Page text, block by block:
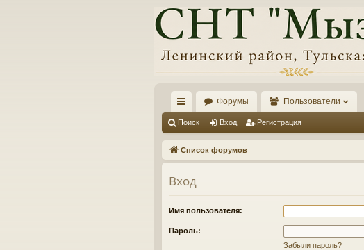
с
ы
лк
и
Форумы Пользователи
Поиск Вход Регистрация
Список форумов
Вход
Имя пользователя:
Пароль:
Забыли пароль?